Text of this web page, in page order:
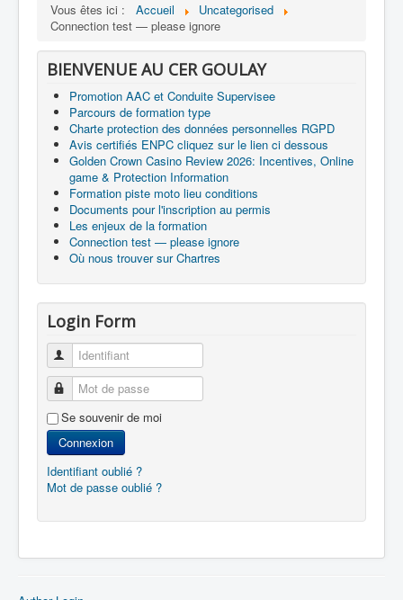
Vous êtes ici : Accueil
Uncategorised
Connection test — please ignore
BIENVENUE AU CER GOULAY
Promotion AAC et Conduite Supervisee
Parcours de formation type
Charte protection des données personnelles RGPD
Avis certifiés ENPC cliquez sur le lien ci dessous
Golden Crown Casino Review 2026: Incentives, Online
game & Protection Information
Formation piste moto lieu conditions
Documents pour l'inscription au permis
Les enjeux de la formation
Connection test — please ignore
Où nous trouver sur Chartres
Login Form
Identifiant
Mot de passe
Se souvenir de moi
Connexion
Identifiant oublié ?
Mot de passe oublié ?